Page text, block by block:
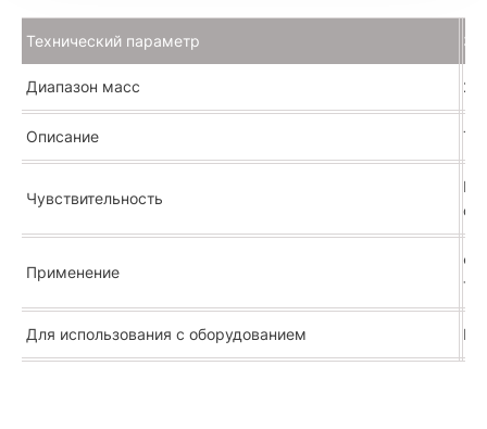
Брошюра
Расширенное описание
Технический параметр
Диапазон масс 2-
Описание
Чувствительность
Применение
Для использования с оборудованием